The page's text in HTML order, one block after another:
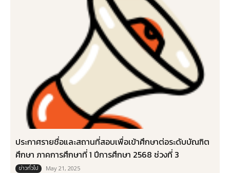
ประกาศรายชื่อและสถานที่สอบเพื่อเข้าศึกษาต่อระดับบัณฑิต
ศึกษา ภาคการศึกษาที่ 1 ปีการศึกษา 2568 ช่วงที่ 3
ข่าวทั่วไป May 21, 2025